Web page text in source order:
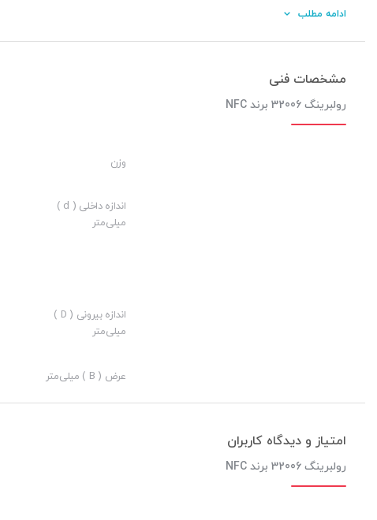
چه در عرصه خودرو سازی دارند.
ادامه مطلب
مشخصات فنی
رولبرینگ 32006 برند NFC
وزن
اندازه داخلی ( d )
میلی‌متر
اندازه بیرونی ( D )
میلی‌متر
عرض ( B ) میلی‌متر
امتیاز و دیدگاه کاربران
رولبرینگ 32006 برند NFC